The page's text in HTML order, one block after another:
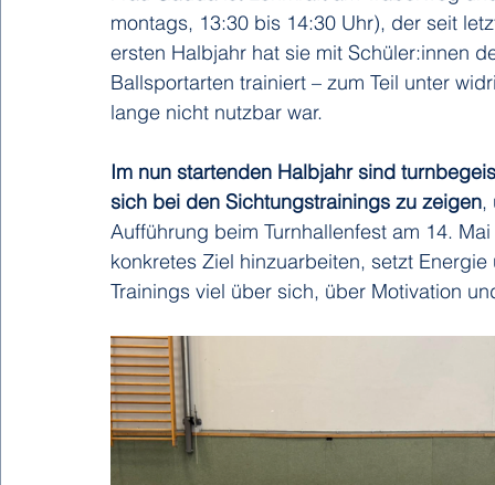
montags, 13:30 bis 14:30 Uhr), der seit
ersten Halbjahr hat sie mit Schüler:innen
Ballsportarten trainiert – zum Teil unter
lange nicht nutzbar war.
Im nun startenden Halbjahr sind
sich bei den Sichtungstrainings zu zeigen,
Aufführung beim Turnhallenfest am 14.
konkretes Ziel hinzuarbeiten, setzt
Trainings viel über sich, über Motivation